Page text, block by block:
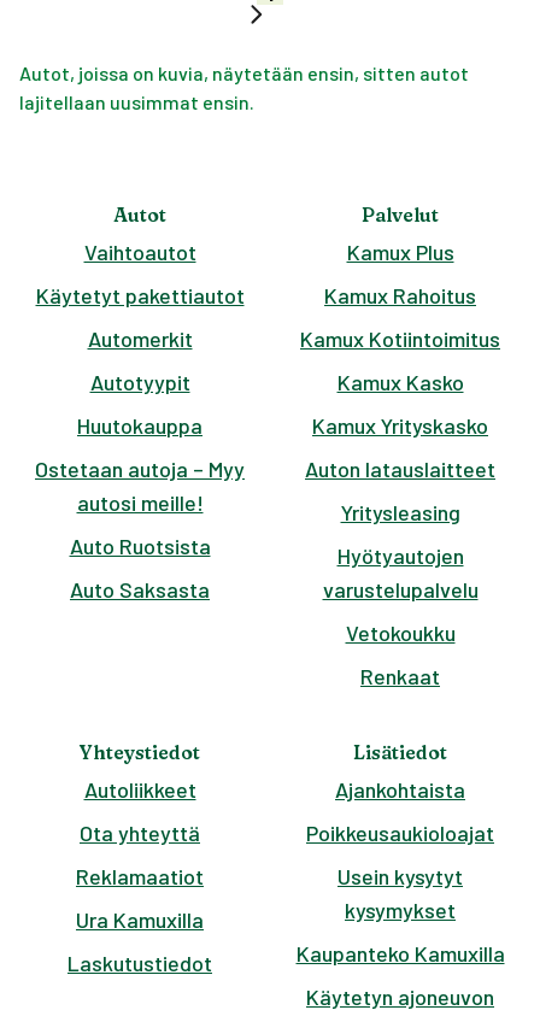
Autot, joissa on kuvia, näytetään ensin, sitten autot
lajitellaan uusimmat ensin.
Autot
Vaihtoautot
Käytetyt pakettiautot
Automerkit
Autotyypit
Huutokauppa
Ostetaan autoja – Myy
autosi meille!
Auto Ruotsista
Auto Saksasta
Palvelut
Kamux Plus
Kamux Rahoitus
Kamux Kotiintoimitus
Kamux Kasko
Kamux Yrityskasko
Auton latauslaitteet
Yritysleasing
Hyötyautojen
varustelupalvelu
Vetokoukku
Renkaat
Yhteystiedot
Autoliikkeet
Ota yhteyttä
Reklamaatiot
Ura Kamuxilla
Laskutustiedot
Lisätiedot
Ajankohtaista
Poikkeusaukioloajat
Usein kysytyt
kysymykset
Kaupanteko Kamuxilla
Käytetyn ajoneuvon